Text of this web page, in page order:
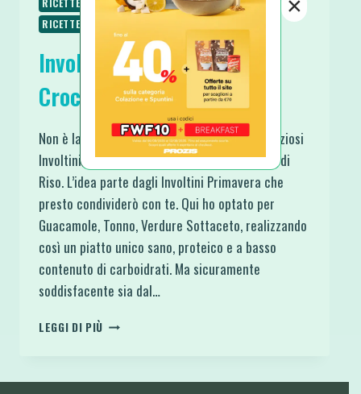
RICETTE VEGETARIANE
Involtini Ripieni Proteici e
Croccanti di Carta di Riso
Non è la prima volta che mi faccio questi deliziosi
Involtini Ripieni Proteici e Croccanti di Carta di
Riso. L’idea parte dagli Involtini Primavera che
presto condividerò con te. Qui ho optato per
Guacamole, Tonno, Verdure Sottaceto, realizzando
così un piatto unico sano, proteico e a basso
contenuto di carboidrati. Ma sicuramente
soddisfacente sia dal…
LEGGI DI PIÙ INVOLTINI